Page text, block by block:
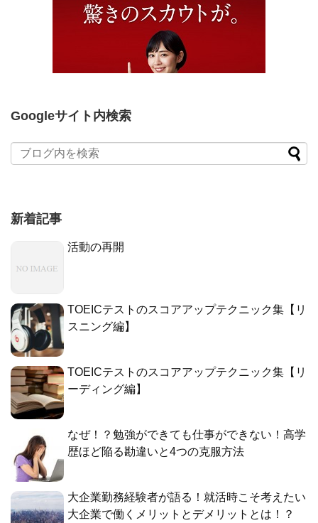
Googleサイト内検索
新着記事
活動の再開
TOEICテストのスコアアップテクニック集【リ
スニング編】
TOEICテストのスコアアップテクニック集【リ
ーディング編】
なぜ！？勉強ができても仕事ができない！高学
歴ほど陥る勘違いと4つの克服方法
大企業勤務経験者が語る！就活時こそ考えたい
大企業で働くメリットとデメリットとは！？